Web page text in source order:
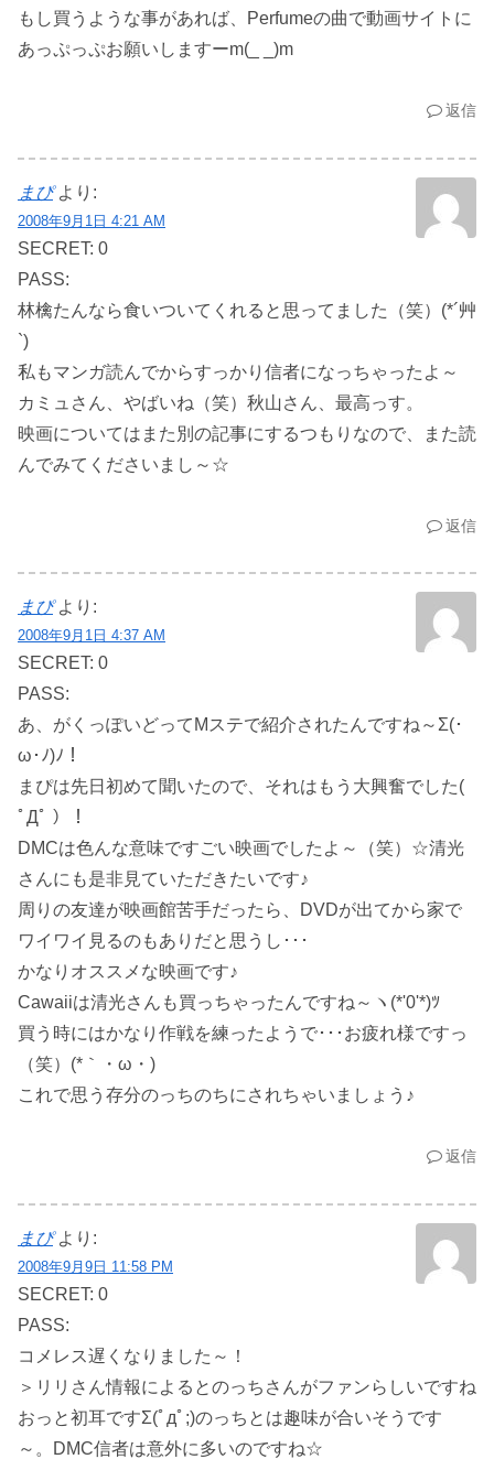
もし買うような事があれば、Perfumeの曲で動画サイトに
あっぷっぷお願いしますーm(_ _)m
返信
まぴ より:
2008年9月1日 4:21 AM
SECRET: 0
PASS:
林檎たんなら食いついてくれると思ってました（笑）(*´艸
`)
私もマンガ読んでからすっかり信者になっちゃったよ～
カミュさん、やばいね（笑）秋山さん、最高っす。
映画についてはまた別の記事にするつもりなので、また読
んでみてくださいまし～☆
返信
まぴ より:
2008年9月1日 4:37 AM
SECRET: 0
PASS:
あ、がくっぽいどってMステで紹介されたんですね～Σ(･
ω･ﾉ)ﾉ！
まぴは先日初めて聞いたので、それはもう大興奮でした(
ﾟДﾟ ）！
DMCは色んな意味ですごい映画でしたよ～（笑）☆清光
さんにも是非見ていただきたいです♪
周りの友達が映画館苦手だったら、DVDが出てから家で
ワイワイ見るのもありだと思うし･･･
かなりオススメな映画です♪
Cawaiiは清光さんも買っちゃったんですね～ヽ(*'0'*)ﾂ
買う時にはかなり作戦を練ったようで･･･お疲れ様ですっ
（笑）(*｀・ω・)ゞ
これで思う存分のっちのちにされちゃいましょう♪
返信
まぴ より:
2008年9月9日 11:58 PM
SECRET: 0
PASS:
コメレス遅くなりました～！
＞リリさん情報によるとのっちさんがファンらしいですね
おっと初耳ですΣ(ﾟдﾟ;)のっちとは趣味が合いそうです
～。DMC信者は意外に多いのですね☆